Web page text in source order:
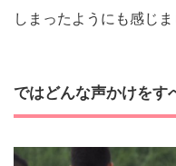
しまったようにも感じま
ではどんな声かけをす